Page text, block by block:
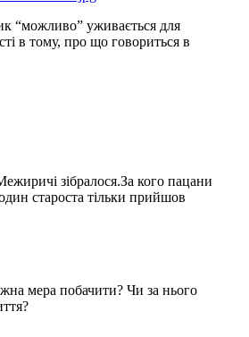
“можливо” уживається для
в тому, про що говориться в
зібралося.За кого пацани
староста тільки прийшов
мера побачити? Чи за нього